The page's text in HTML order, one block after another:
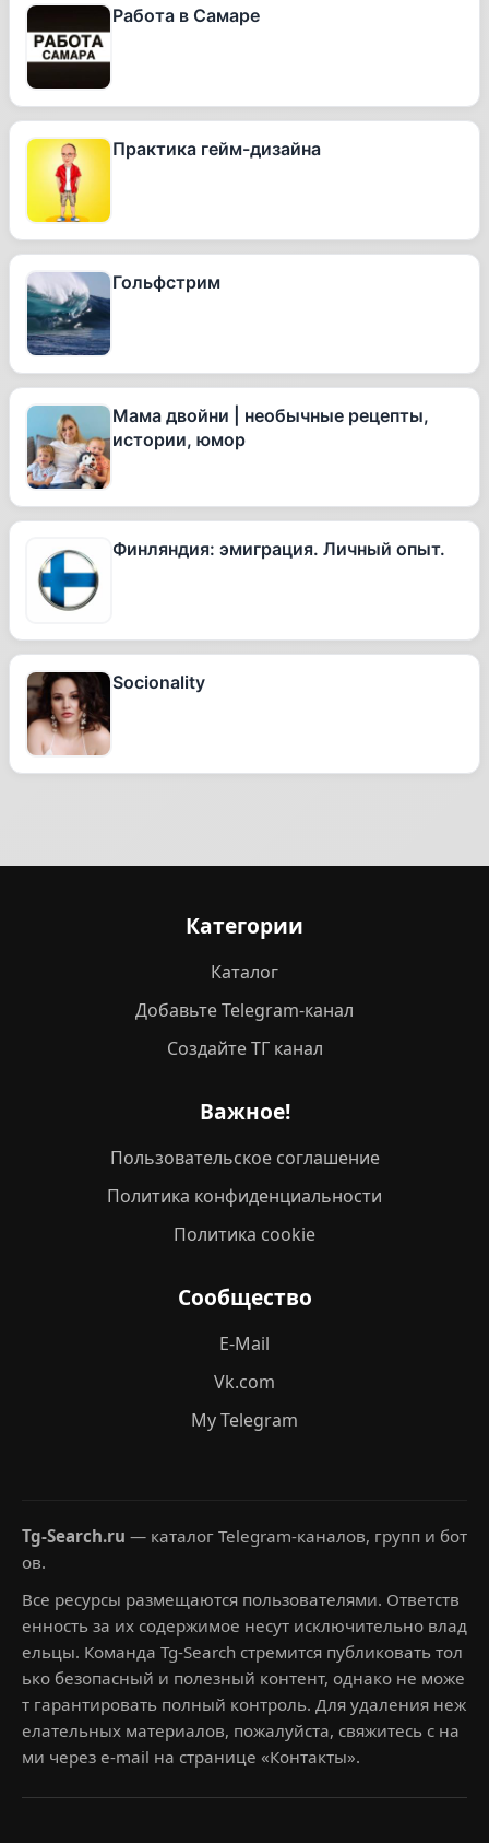
Работа в Самаре
Практика гейм-дизайна
Гольфстрим
Мама двойни | необычные рецепты,
истории, юмор
Финляндия: эмиграция. Личный опыт.
Socionality
Категории
Каталог
Добавьте Telegram-канал
Создайте ТГ канал
Важное!
Пользовательское соглашение
Политика конфиденциальности
Политика cookie
Сообщество
E-Mail
Vk.com
My Telegram
Tg-Search.ru — каталог Telegram-каналов, групп и бот
ов.
Все ресурсы размещаются пользователями. Ответств
енность за их содержимое несут исключительно влад
ельцы. Команда Tg-Search стремится публиковать тол
ько безопасный и полезный контент, однако не може
т гарантировать полный контроль. Для удаления неж
елательных материалов, пожалуйста, свяжитесь с на
ми через e-mail на странице «Контакты».